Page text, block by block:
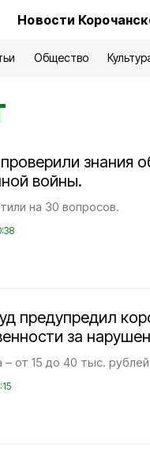
Новости
Общество
знания
войны.
на 30 вопросов.
предупредил
за
от 15 до 40 тыс.